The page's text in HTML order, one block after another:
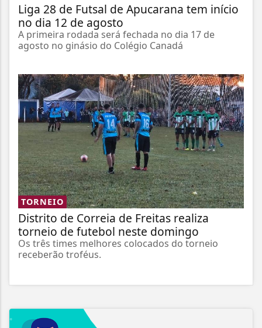
Liga 28 de Futsal de Apucarana tem início
no dia 12 de agosto
A primeira rodada será fechada no dia 17 de
agosto no ginásio do Colégio Canadá
TORNEIO
Distrito de Correia de Freitas realiza
torneio de futebol neste domingo
Os três times melhores colocados do torneio
receberão troféus.